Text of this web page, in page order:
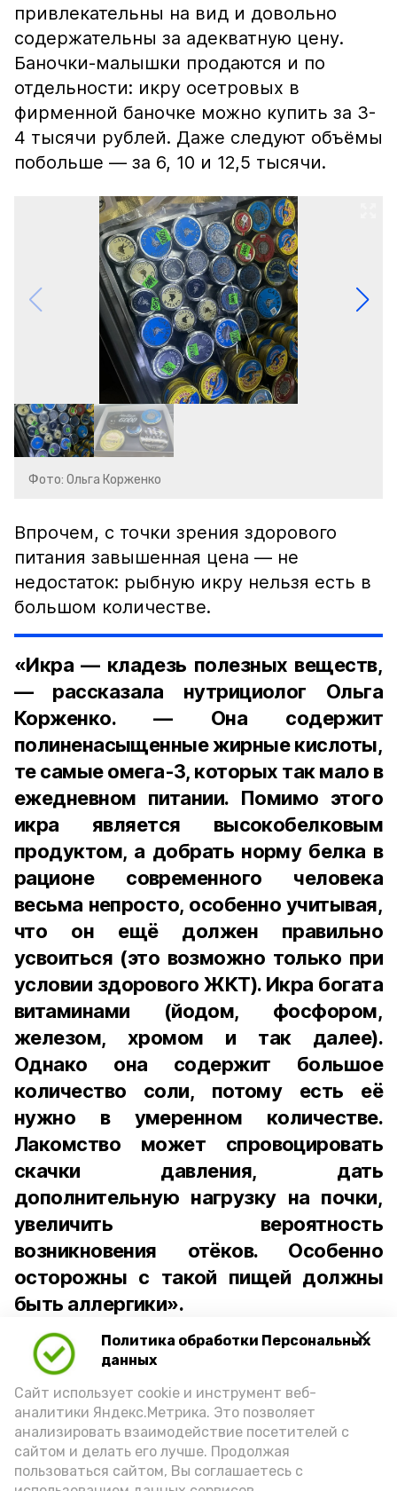
Политика обработки Персональных
данных
Сайт использует cookie и инструмент веб-
аналитики Яндекс.Метрика. Это позволяет
анализировать взаимодействие посетителей с
сайтом и делать его лучше. Продолжая
пользоваться сайтом, Вы соглашаетесь с
привлекательны на вид и довольно
содержательны за адекватную цену.
Баночки-малышки продаются и по
отдельности: икру осетровых в
фирменной баночке можно купить за 3-
4 тысячи рублей. Даже следуют объёмы
побольше — за 6, 10 и 12,5 тысячи.
Фото: Ольга Корженко
Впрочем, с точки зрения здорового
питания завышенная цена — не
недостаток: рыбную икру нельзя есть в
большом количестве.
«Икра — кладезь полезных веществ,
— рассказала нутрициолог Ольга
Корженко. — Она содержит
полиненасыщенные жирные кислоты,
те самые омега-3, которых так мало в
ежедневном питании. Помимо этого
икра является высокобелковым
продуктом, а добрать норму белка в
рационе современного человека
весьма непросто, особенно учитывая,
что он ещё должен правильно
усвоиться (это возможно только при
условии здорового ЖКТ). Икра богата
витаминами (йодом, фосфором,
железом, хромом и так далее).
Однако она содержит большое
количество соли, потому есть её
нужно в умеренном количестве.
Лакомство может спровоцировать
скачки давления, дать
дополнительную нагрузку на почки,
увеличить вероятность
возникновения отёков. Особенно
осторожны с такой пищей должны
быть аллергики».
Для взрослого человека безопасной
порцией икры считается 30-50 граммов
(2-3 ложки). При этом следует обратить
внимание на хлеб, с которым она
подаётся: лучше выбирать
цельнозерновой, с мукой грубого